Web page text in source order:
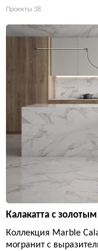
Проекты 38
Калакатта с
Коллекция Marble
могранит с